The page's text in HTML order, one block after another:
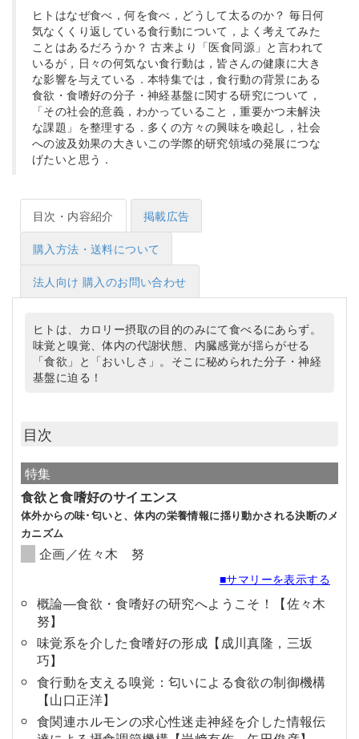
ヒトはなぜ食べ，何を食べ，どうして太るのか？ 毎日何
気なくくり返している食行動について，よく考えてみた
ことはあるだろうか？ 古来より「医食同源」と言われて
いるが，日々の何気ない食行動は，皆さんの健康に大き
な影響を与えている．本特集では，食行動の背景にある
食欲・食嗜好の分子・神経基盤に関する研究について，
「その社会的意義，わかっていること，重要かつ未解決
な課題」を整理する．多くの方々の興味を喚起し，社会
への波及効果の大きいこの学際的研究領域の発展につな
げたいと思う．
目次・内容紹介 掲載広告
購入方法・送料について
法人向け 購入のお問い合わせ
ヒトは、カロリー摂取の目的のみにて食べるにあらず。
味覚と嗅覚、体内の代謝状態、内臓感覚が揺らがせる
「食欲」と「おいしさ」。そこに秘められた分子・神経
基盤に迫る！
目次
特集
食欲と食嗜好のサイエンス
体外からの味･匂いと、体内の栄養情報に揺り動かされる決断のメ
カニズム
企画／佐々木 努
■サマリーを表示する
概論―食欲・食嗜好の研究へようこそ！【佐々木
努】
味覚系を介した食嗜好の形成【成川真隆，三坂
巧】
食行動を支える嗅覚：匂いによる食欲の制御機構
【山口正洋】
食関連ホルモンの求心性迷走神経を介した情報伝